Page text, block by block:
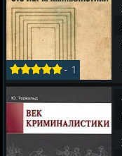
- 1